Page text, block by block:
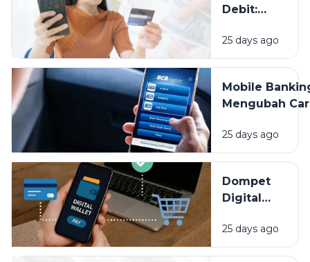
Debit:
untuk
Tagihan,
Jangan
Sampai
Dipantau
25 days ago
Mobile
Mengubah
Uang, Apa Saja
25 days ago
Dompet
Digital
Hidup
Lebih
25 days ago